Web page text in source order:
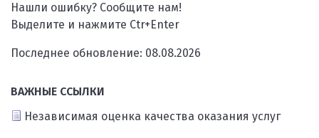
Нашли ошибку? Сообщите нам!
Выделите и нажмите Ctr+Enter
Последнее обновление: 08.08.2026
ВАЖНЫЕ ССЫЛКИ
Независимая оценка качества оказания услуг